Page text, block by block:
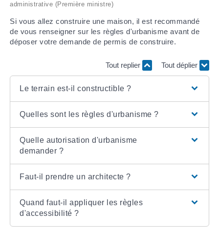
administrative (Première ministre)
Si vous allez construire une maison, il est recommandé
de vous renseigner sur les règles d'urbanisme avant de
déposer votre demande de permis de construire.
Tout replier Tout déplier
Le terrain est-il constructible ?
Quelles sont les règles d'urbanisme ?
Quelle autorisation d'urbanisme
demander ?
Faut-il prendre un architecte ?
Quand faut-il appliquer les règles
d'accessibilité ?